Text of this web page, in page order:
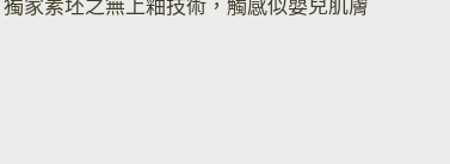
家素坯之無上釉技術，觸感似嬰兒肌膚